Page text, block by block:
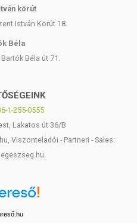
körút
István Körút 18.
Béla
Béla út 71.
1-255-0555
Lakatos út 36/B
Viszonteladói - Partneri - Sales: